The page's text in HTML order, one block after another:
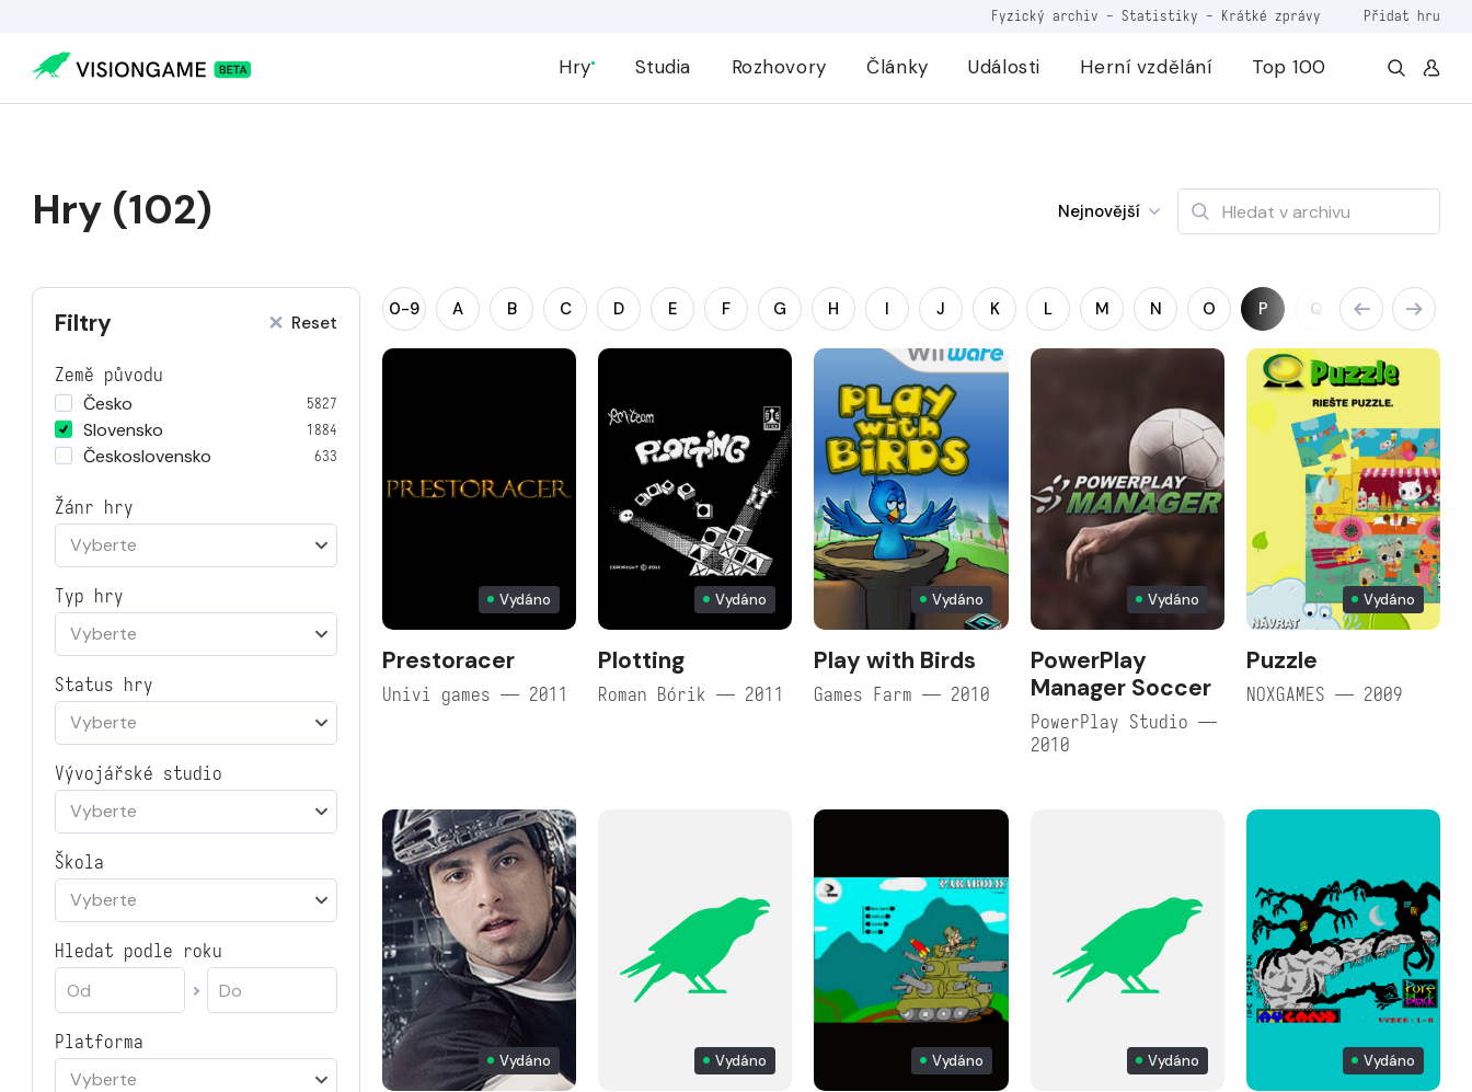
Fyzický archiv - Statistiky - Krátké zprávy Přidat hru
Hry Studia Rozhovory Články Události Herní vzdělání Top 100
Hry (102) Nejnovější
Filtry Reset
Země původu
Česko
5827
Slovensko 1884
Československo 633
Žánr hry
Vyberte
Typ hry
Vyberte
Status hry
Vyberte
Vývojářské studio
Vyberte
Škola
Vyberte
Hledat podle roku
Platforma
Vyberte
0-9 A B C D E F G H I J K L M N O P Q R S
Vydáno
Prestoracer
Univi games — 2011
Vydáno
Plotting
Roman Bórik — 2011
Vydáno
Play with Birds
Games Farm — 2010
Vydáno
PowerPlay
Manager Soccer
PowerPlay Studio —
2010
Vydáno
Puzzle
NOXGAMES — 2009
Vydáno Vydáno Vydáno Vydáno Vydáno